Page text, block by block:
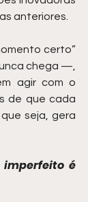
anteriores.
certo”
chega —,
agir com o
de que cada
seja, gera
imperfeito é